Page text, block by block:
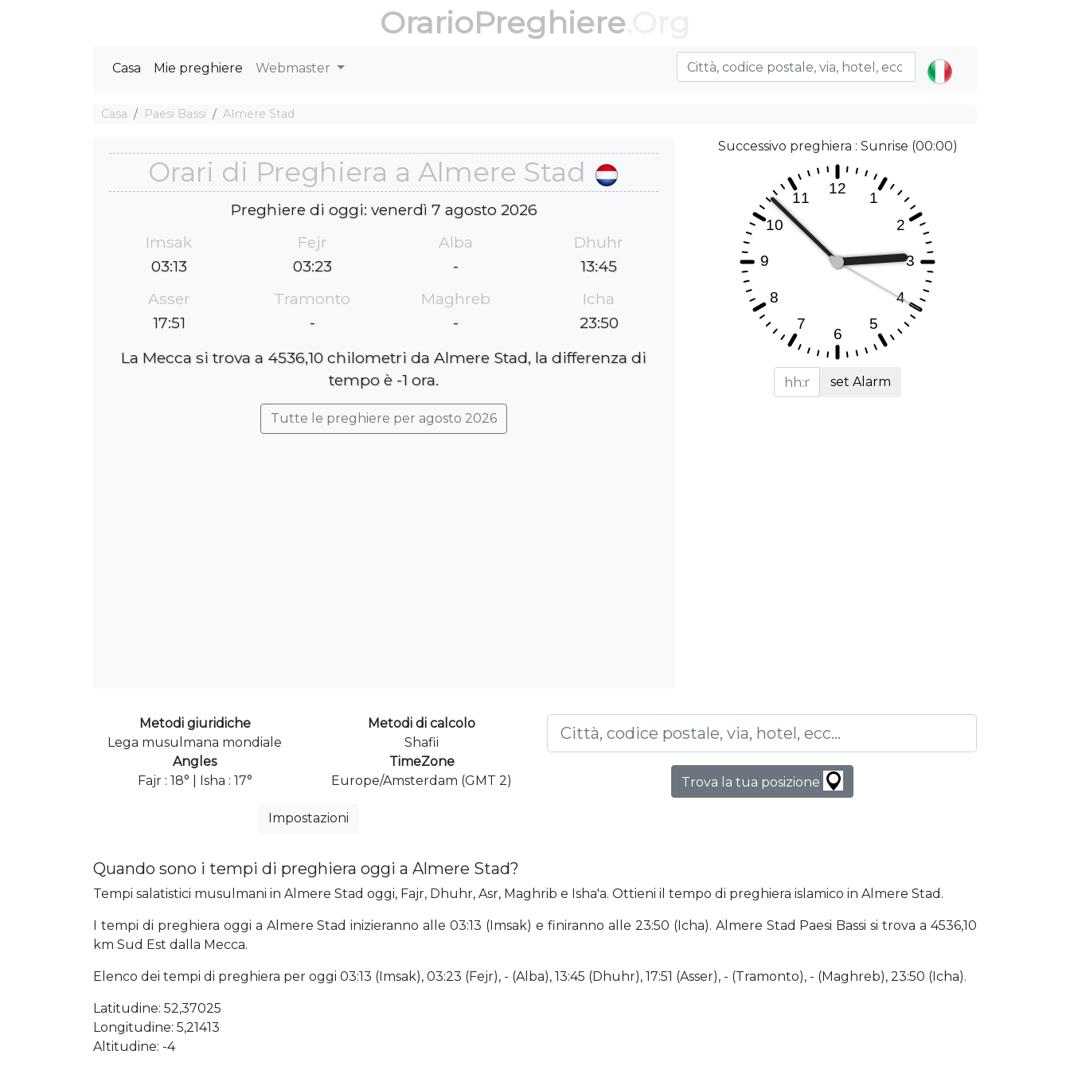
OrarioPreghiere
Casa Mie preghiere Webmaster
Casa Paesi Bassi Almere Stad
Orari di Preghiera a Almere Stad
Preghiere di oggi: venerdì 7 agosto 2026
Imsak
03:13
Fejr
03:23
Alba
-
Dhuhr
13:45
Asser
17:51
Tramonto
-
Maghreb
-
Icha
23:50
La Mecca si trova a 4536,10 chilometri da Almere Stad, la differenza di
tempo è -1 ora.
Tutte le preghiere per agosto 2026
Successivo preghiera : Sunrise (00:00)
set Alarm
Metodi giuridiche
Lega musulmana mondiale
Metodi di calcolo
Shafii
Angles
Fajr : 18° | Isha : 17°
TimeZone
Europe/Amsterdam (GMT 2)
Impostazioni
Trova la tua posizione
Quando sono i tempi di preghiera oggi a Almere Stad?
Tempi salatistici musulmani in Almere Stad oggi, Fajr, Dhuhr, Asr, Maghrib e Isha'a. Ottieni il tempo di preghiera islamico in Almere Stad.
I tempi di preghiera oggi a Almere Stad inizieranno alle 03:13 (Imsak) e finiranno alle 23:50 (Icha). Almere Stad Paesi Bassi si trova a 4536,10
km Sud Est dalla Mecca.
Elenco dei tempi di preghiera per oggi 03:13 (Imsak), 03:23 (Fejr), - (Alba), 13:45 (Dhuhr), 17:51 (Asser), - (Tramonto), - (Maghreb), 23:50 (Icha).
Latitudine: 52,37025
Longitudine: 5,21413
Altitudine: -4